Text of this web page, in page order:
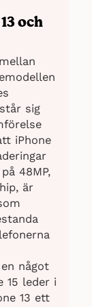
och
sig
iPhone
48MP,
är
något
15 leder i
13 ett